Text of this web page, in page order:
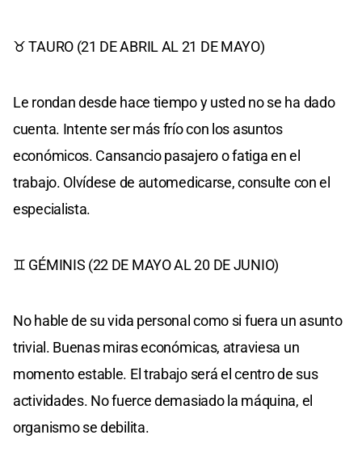
♉ TAURO (21 DE ABRIL AL 21 DE MAYO)
Le rondan desde hace tiempo y usted no se ha dado
cuenta. Intente ser más frío con los asuntos
económicos. Cansancio pasajero o fatiga en el
trabajo. Olvídese de automedicarse, consulte con el
especialista.
♊ GÉMINIS (22 DE MAYO AL 20 DE JUNIO)
No hable de su vida personal como si fuera un asunto
trivial. Buenas miras económicas, atraviesa un
momento estable. El trabajo será el centro de sus
actividades. No fuerce demasiado la máquina, el
organismo se debilita.